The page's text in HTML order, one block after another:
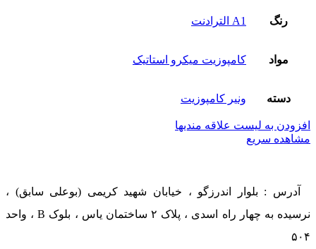
رنگ A1 الترادنت
مواد کامپوزیت میکرو استاتیک
دسته ونیر کامپوزیت
افزودن به لیست علاقه مندیها
مشاهده سریع
آدرس : بلوار اندرزگو ، خیابان شهید کریمی (بوعلی سابق) ،
نرسیده به چهار راه اسدی ، پلاک ۲ ساختمان یاس ، بلوک B ، واحد
۵۰۴